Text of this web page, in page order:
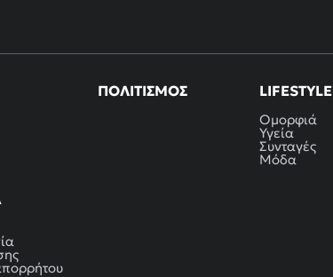
ΠΟΛΙΤΙΣΜΌΣ LIFESTYLE
Ομορφιά
Υγεία
Συνταγές
Μόδα